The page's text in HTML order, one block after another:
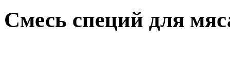
Смесь специй для